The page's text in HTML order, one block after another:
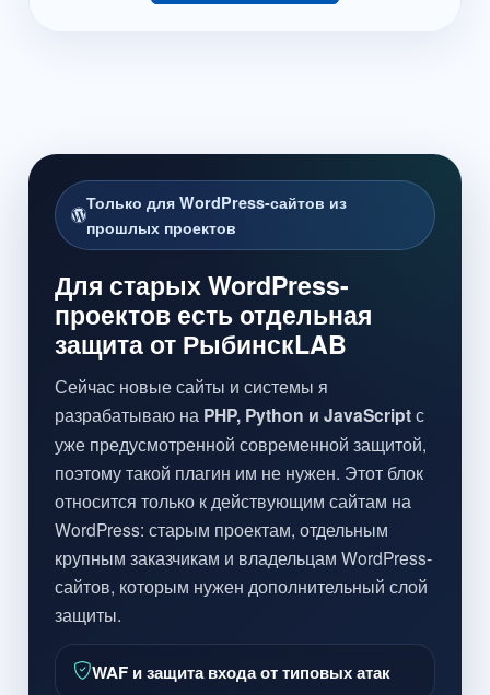
Только для WordPress-сайтов из
прошлых проектов
Для старых WordPress-
проектов есть отдельная
защита от РыбинскLAB
Сейчас новые сайты и системы я
разрабатываю на PHP, Python и JavaScriptс
уже предусмотренной современной защитой,
поэтому такой плагин им не нужен. Этот блок
относится только к действующим сайтам на
WordPress: старым проектам, отдельным
крупным заказчикам и владельцам WordPress-
сайтов, которым нужен дополнительный слой
защиты.
WAF и защита входа от типовых атак